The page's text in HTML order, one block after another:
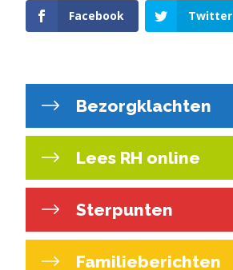
Facebook Twitter
Bezorgklachten
Lees RH online
Sterpunten
Familieberichten